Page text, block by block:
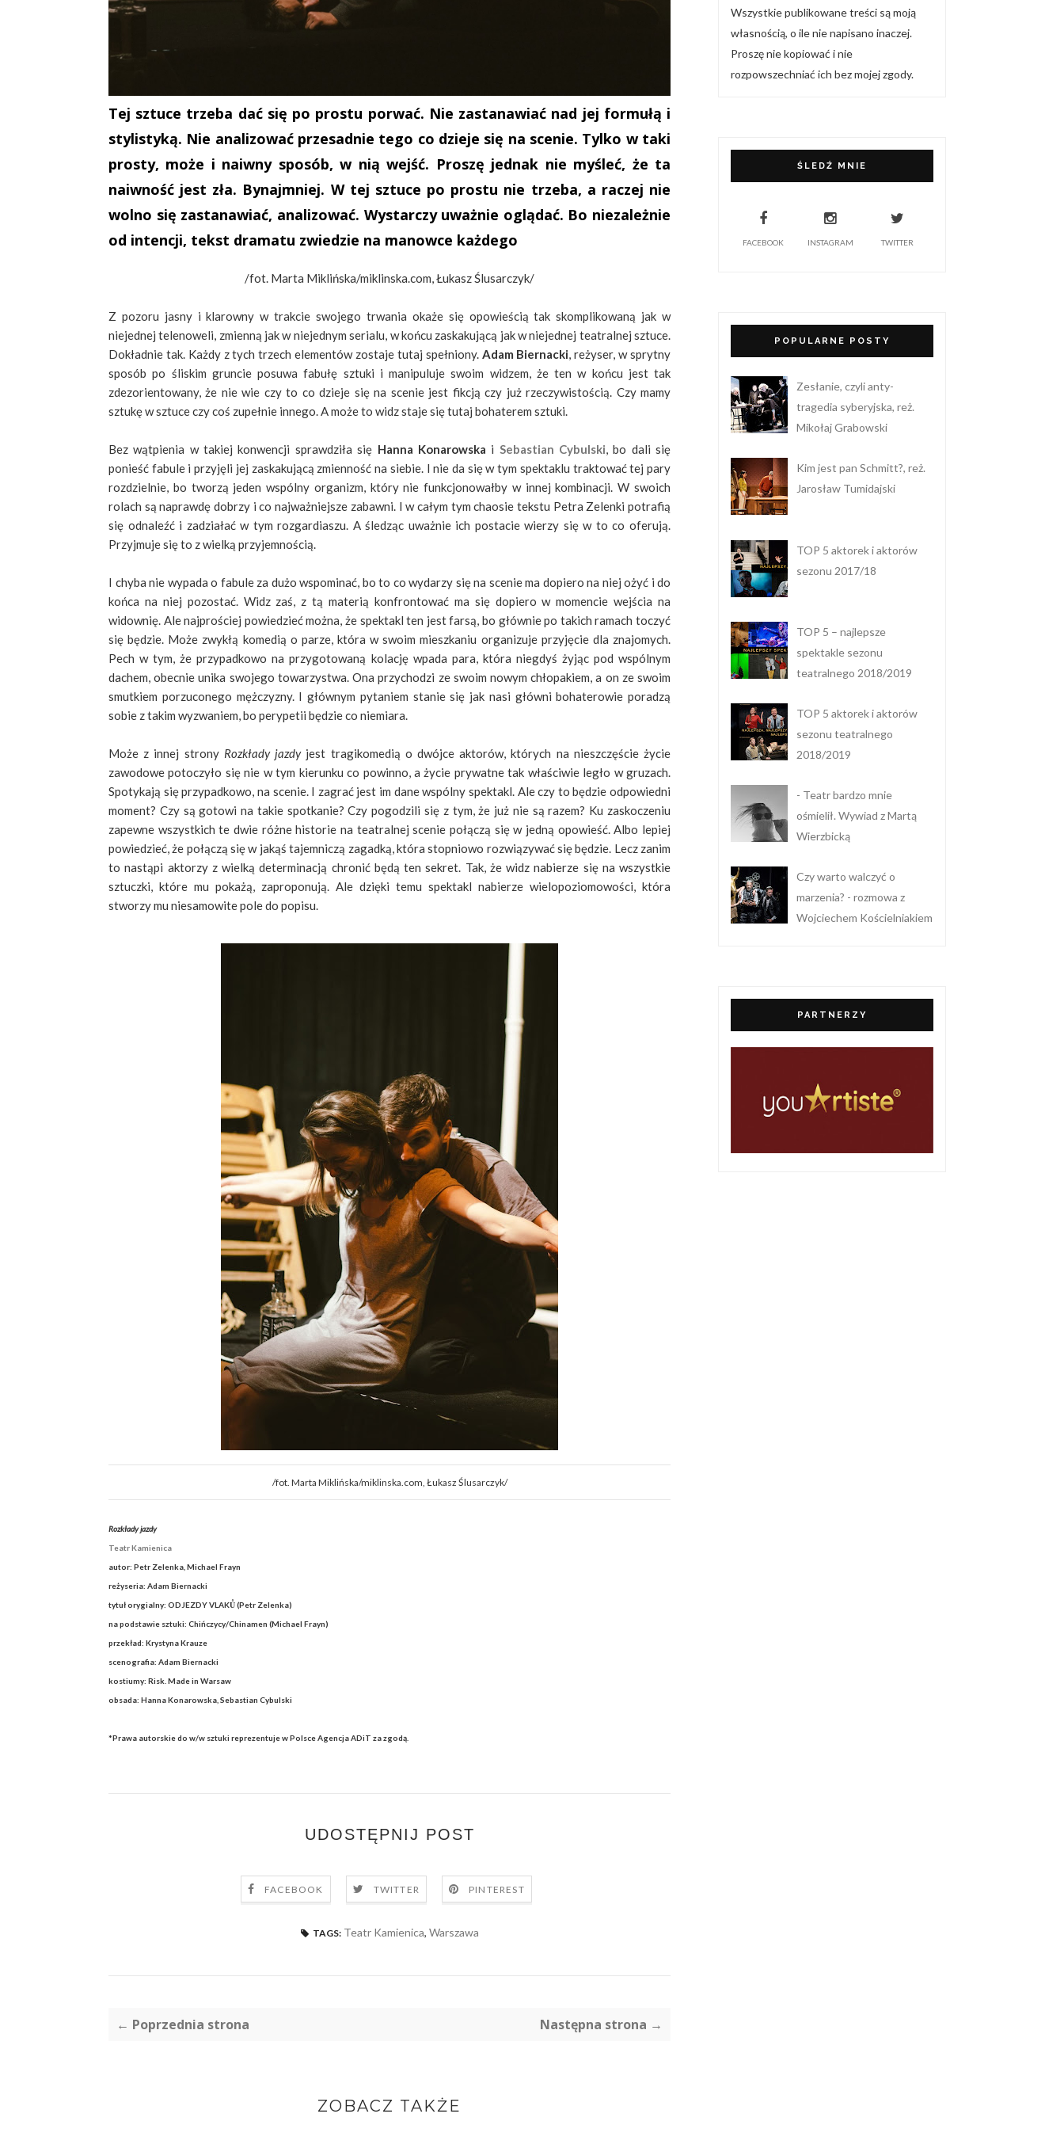
Tej sztuce trzeba dać się po prostu porwać. Nie zastanawiać nad jej formułą i
stylistyką. Nie analizować przesadnie tego co dzieje się na scenie. Tylko w taki
prosty, może i naiwny sposób, w nią wejść. Proszę jednak nie myśleć, że ta
naiwność jest zła. Bynajmniej. W tej sztuce po prostu nie trzeba, a raczej nie
wolno się zastanawiać, analizować. Wystarczy uważnie oglądać. Bo niezależnie
od intencji, tekst dramatu zwiedzie na manowce każdego
/fot. Marta Miklińska/miklinska.com, Łukasz Ślusarczyk/
Z pozoru jasny i klarowny w trakcie swojego trwania okaże się opowieścią tak skomplikowaną jak w
niejednej telenoweli, zmienną jak w niejednym serialu, w końcu zaskakującą jak w niejednej teatralnej sztuce.
Dokładnie tak. Każdy z tych trzech elementów zostaje tutaj spełniony. Adam Biernacki, reżyser, w sprytny
sposób po śliskim gruncie posuwa fabułę sztuki i manipuluje swoim widzem, że ten w końcu jest tak
zdezorientowany, że nie wie czy to co dzieje się na scenie jest fikcją czy już rzeczywistością. Czy mamy
sztukę w sztuce czy coś zupełnie innego. A może to widz staje się tutaj bohaterem sztuki.
Bez wątpienia w takiej konwencji sprawdziła się Hanna Konarowska i Sebastian Cybulski, bo dali się
ponieść fabule i przyjęli jej zaskakującą zmienność na siebie. I nie da się w tym spektaklu traktować tej pary
rozdzielnie, bo tworzą jeden wspólny organizm, który nie funkcjonowałby w innej kombinacji. W swoich
rolach są naprawdę dobrzy i co najważniejsze zabawni. I w całym tym chaosie tekstu Petra Zelenki potrafią
się odnaleźć i zadziałać w tym rozgardiaszu. A śledząc uważnie ich postacie wierzy się w to co oferują.
Przyjmuje się to z wielką przyjemnością.
I chyba nie wypada o fabule za dużo wspominać, bo to co wydarzy się na scenie ma dopiero na niej ożyć i do
końca na niej pozostać. Widz zaś, z tą materią konfrontować ma się dopiero w momencie wejścia na
widownię. Ale najprościej powiedzieć można, że spektakl ten jest farsą, bo głównie po takich ramach toczyć
się będzie. Może zwykłą komedią o parze, która w swoim mieszkaniu organizuje przyjęcie dla znajomych.
Pech w tym, że przypadkowo na przygotowaną kolację wpada para, która niegdyś żyjąc pod wspólnym
dachem, obecnie unika swojego towarzystwa. Ona przychodzi ze swoim nowym chłopakiem, a on ze swoim
smutkiem porzuconego mężczyzny. I głównym pytaniem stanie się jak nasi główni bohaterowie poradzą
sobie z takim wyzwaniem, bo perypetii będzie co niemiara.
Może z innej strony Rozkłady jazdyjest tragikomedią o dwójce aktorów, których na nieszczęście życie
zawodowe potoczyło się nie w tym kierunku co powinno, a życie prywatne tak właściwie legło w gruzach.
Spotykają się przypadkowo, na scenie. I zagrać jest im dane wspólny spektakl. Ale czy to będzie odpowiedni
moment? Czy są gotowi na takie spotkanie? Czy pogodzili się z tym, że już nie są razem? Ku zaskoczeniu
zapewne wszystkich te dwie różne historie na teatralnej scenie połączą się w jedną opowieść. Albo lepiej
powiedzieć, że połączą się w jakąś tajemniczą zagadką, która stopniowo rozwiązywać się będzie. Lecz zanim
to nastąpi aktorzy z wielką determinacją chronić będą ten sekret. Tak, że widz nabierze się na wszystkie
sztuczki, które mu pokażą, zaproponują. Ale dzięki temu spektakl nabierze wielopoziomowości, która
stworzy mu niesamowite pole do popisu.
/fot. Marta Miklińska/miklinska.com, Łukasz Ślusarczyk/
Rozkłady jazdy
Teatr Kamienica
autor: Petr Zelenka, Michael Frayn
reżyseria: Adam Biernacki
tytuł orygialny: ODJEZDY VLAKŮ (Petr Zelenka)
na podstawie sztuki: Chińczycy/Chinamen (Michael Frayn)
przekład: Krystyna Krauze
scenografia: Adam Biernacki
kostiumy: Risk. Made in Warsaw
obsada: Hanna Konarowska, Sebastian Cybulski
*Prawa autorskie do w/w sztuki reprezentuje w Polsce Agencja ADiT za zgodą.
UDOSTĘPNIJ POST
FACEBOOK TWITTER PINTEREST
TAGS: Teatr Kamienica, Warszawa
← Poprzednia strona Następna strona →
ZOBACZ TAKŻE
Wszystkie publikowane treści są moją
własnością, o ile nie napisano inaczej.
Proszę nie kopiować i nie
rozpowszechniać ich bez mojej zgody.
ŚLEDŹ MNIE
FACEBOOK INSTAGRAM TWITTER
POPULARNE POSTY
Zesłanie, czyli anty-
tragedia syberyjska, reż.
Mikołaj Grabowski
Kim jest pan Schmitt?, reż.
Jarosław Tumidajski
TOP 5 aktorek i aktorów
sezonu 2017/18
TOP 5 – najlepsze
spektakle sezonu
teatralnego 2018/2019
TOP 5 aktorek i aktorów
sezonu teatralnego
2018/2019
- Teatr bardzo mnie
ośmielił. Wywiad z Martą
Wierzbicką
Czy warto walczyć o
marzenia? - rozmowa z
Wojciechem Kościelniakiem
PARTNERZY